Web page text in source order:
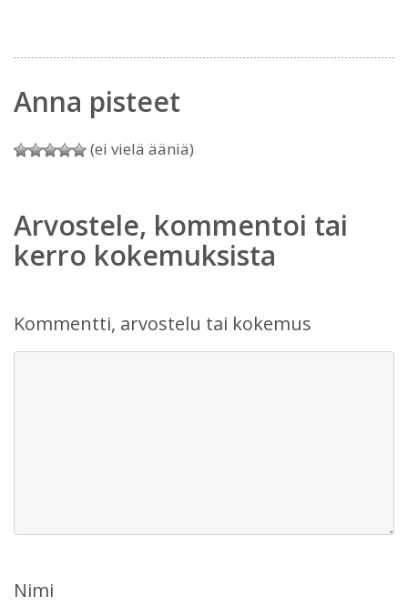
Anna pisteet
(ei vielä ääniä)
Arvostele, kommentoi tai
kerro kokemuksista
Kommentti, arvostelu tai kokemus
Nimi